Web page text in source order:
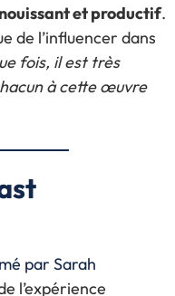
et productif.
de l’influencer dans
fois, il est très
à cette œuvre
par Sarah
l’expérience